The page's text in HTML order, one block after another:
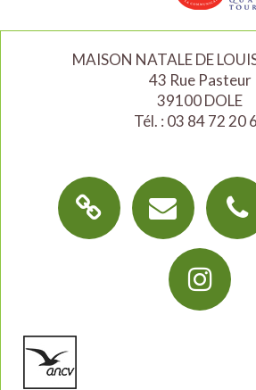
MAISON NATALE DE
43 Rue Pasteur
39100 DOLE
Tél. : 03 84 72 20